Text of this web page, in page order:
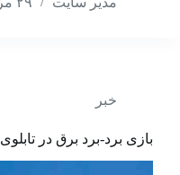
خبر
بازی برد-برد برق در